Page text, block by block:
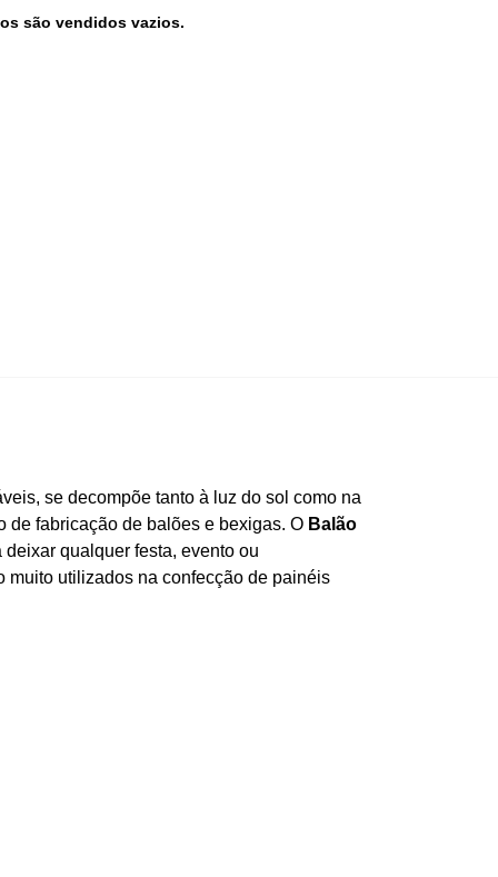
são vendidos vazios.
se decompõe tanto à luz do sol como na
de fabricação de balões e bexigas. O Balão
qualquer festa, evento ou
muito utilizados na confecção de painéis